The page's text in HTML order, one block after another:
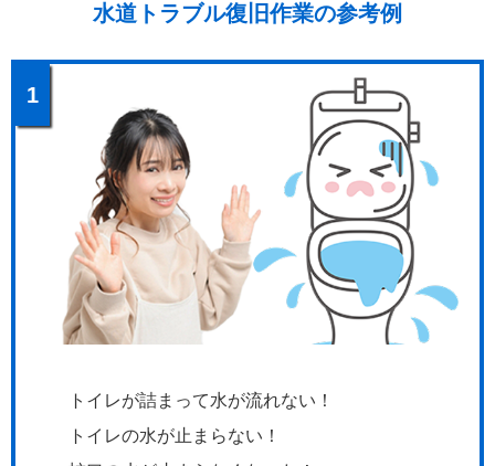
水道トラブル復旧作業の参考例
1
トイレが詰まって水が流れない！
トイレの水が止まらない！